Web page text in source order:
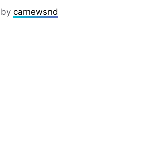
by carnewsnd